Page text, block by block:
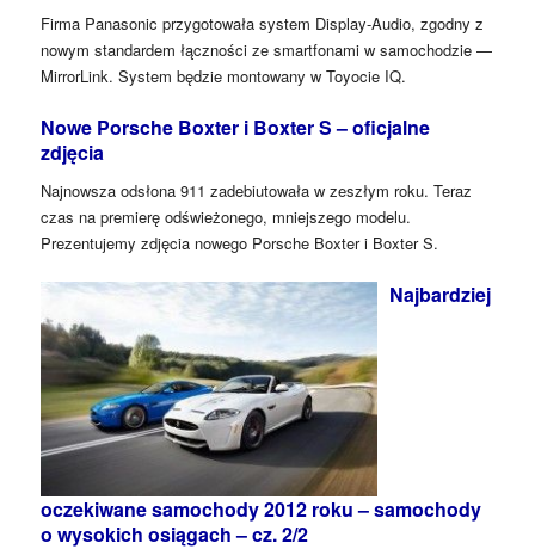
Firma Panasonic przygotowała system Display-Audio, zgodny z
nowym standardem łączności ze smartfonami w samochodzie —
MirrorLink. System będzie montowany w Toyocie IQ.
Nowe Porsche Boxter i Boxter S – oficjalne
zdjęcia
Najnowsza odsłona 911 zadebiutowała w zeszłym roku. Teraz
czas na premierę odświeżonego, mniejszego modelu.
Prezentujemy zdjęcia nowego Porsche Boxter i Boxter S.
Najbardziej
oczekiwane samochody 2012 roku – samochody
o wysokich osiągach – cz. 2/2